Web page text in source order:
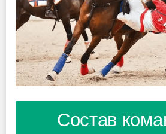
Состав